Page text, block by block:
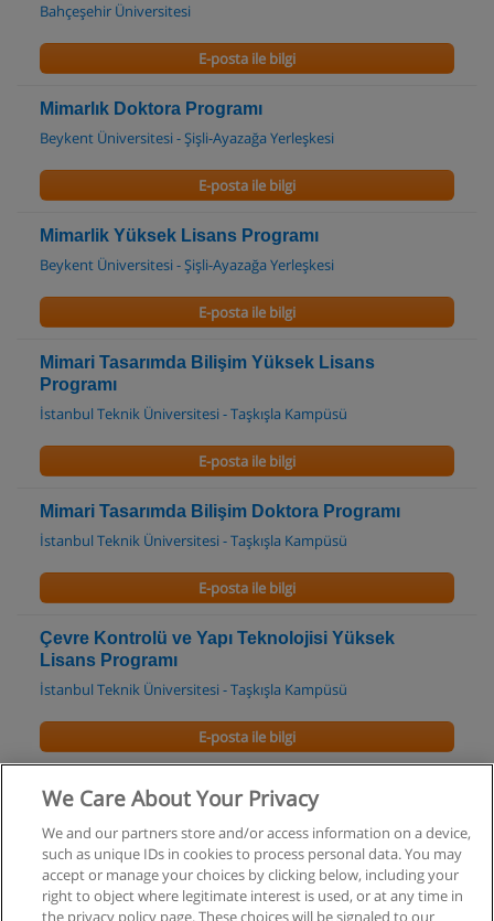
Bahçeşehir Üniversitesi
E-posta ile bilgi
Mimarlık Doktora Programı
Beykent Üniversitesi - Şişli-Ayazağa Yerleşkesi
E-posta ile bilgi
Mimarlik Yüksek Lisans Programı
Beykent Üniversitesi - Şişli-Ayazağa Yerleşkesi
E-posta ile bilgi
Mimari Tasarımda Bilişim Yüksek Lisans
Programı
İstanbul Teknik Üniversitesi - Taşkışla Kampüsü
E-posta ile bilgi
Mimari Tasarımda Bilişim Doktora Programı
İstanbul Teknik Üniversitesi - Taşkışla Kampüsü
E-posta ile bilgi
Çevre Kontrolü ve Yapı Teknolojisi Yüksek
Lisans Programı
İstanbul Teknik Üniversitesi - Taşkışla Kampüsü
E-posta ile bilgi
Endüstri Mühendisliği Doktora Programı
E-posta ile bilgi
We Care About Your Privacy
We and our partners store and/or access information on a device,
such as unique IDs in cookies to process personal data. You may
accept or manage your choices by clicking below, including your
right to object where legitimate interest is used, or at any time in
the privacy policy page. These choices will be signaled to our